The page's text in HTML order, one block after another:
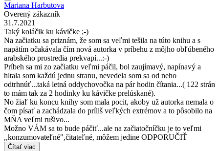
Mariana Harbutova
Overený zákazník
31.7.2021
Taký koláčik ku kávičke ;-)
Na začiatku sa priznám, že som sa veľmi tešila na túto knihu a s
napätím očakávala čím nová autorka v príbehu z môjho obľúbeného
arabského prostredia prekvapí...:-)
Príbeh sa mi zo začiatku veľmi páčil, bol zaujímavý, napínavý a
hltala som každú jednu stranu, nevedela som sa od neho
odtrhnúť...taká letná oddychovočka na pár hodin čítania...( 122 strán
to mám tak za 2 hodinky ku kávičke prelúskané).
No žiaľ ku koncu knihy som mala pocit, akoby už autorka nemala o
čom písať a zachádzala do príliš veľkých extrémov a to pôsobilo na
MŇA veľmi rušivo...
Možno VÁM sa to bude páčiť...ale na začiatočníčku je to veľmi
,,konzumovateľné",čitateľné, môžem jedine ODPORUČIŤ
Čítať viac